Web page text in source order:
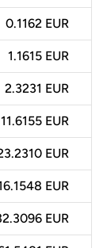
0.1162 EUR
1.1615 EUR
2.3231 EUR
11.6155 EUR
EUR
EUR
EUR